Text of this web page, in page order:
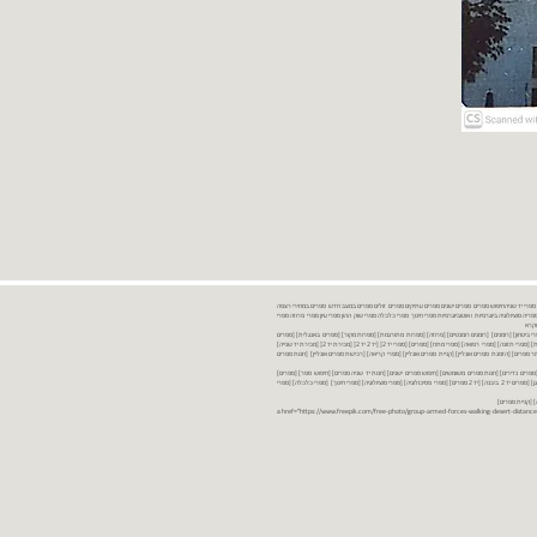
ספרים יד שניה ספרים משומשים ספרים חדשים ספרים יד 2 מכירת ספרים יד שניה ספרי יד שניהחיפוש ספרים ספרים ישנים ספרים עתיקים ספרים זולים ספרים במצב חדש ספרים במחירי רצפה
במבצע ספרים יד 2 ברמת גן ספרים יד 2 ביבנה יד 2 ספרים ספרי פסיכולוגיה ספריה סוציולוגיה ביוגרפיות ו אוטוביוגרפיות ספרי חינוך ספרי כלכלה ספרי שוק ההון ספרי עיון ספרי פרוזה ספרי
ביטחון] [רומנים] [רומנים רומנטיים] [פרוזה] [ספרות מתורגמת] [ספרות מקור] [ספרים באנגלית] [ספרים
חדשים מהחנות] [ספרים מומלצים] [ספרי בישול] [ספרי עידן חדש] [ספרי עסקים] [ספרי מורשת] [מחזות] [ספרי שירה] [ספרי בריאות] [ספרי תזונה] [ספרי רפואה] [ספרי מתח] [ספרים] [ספרי יד 2[ [יד 2 יד 2[ [מכירת יד 2[ [מכירת יד שנייה]
יד 2[ [ספר] [ספרים יד 2[ [הזמנת ספרים] [יד 2 ספרים] [ספרים בזול] [אתר ספרים] [הזמנת ספרים אונליין] [קניית ספרים אונליין] [ספרי קריאה] [רכישת ספרים אונליין] [חנות ספרים
נדירים] [חנות ספרים משומשים] [חיפוש ספרים ישנים] [חנות יד שניה ספרים] [חיפוש ספר] [ספרים]
[חנות ספרים זולים] [ספרים חדשים] [ספרים במחירי רצפה] [ספרים במשלוח חינם] [ספרים במשלוח עד הבית] [ספרים יד 2 ברמת גן] [ספרים יד 2 ביבנה] [יד 2 ספרים] [ספרי פסיכולוגיה] [ספרי סוציולוגיה] [ספרי חינוך] [ספרי כלכלה] [ספרי
[קניית ספרים]
<a href="https://www.freepik.com/free-photo/group-armed-forces-walking-desert-